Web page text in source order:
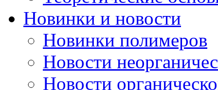
Новинки и новости
Новинки полимеров
Новости
Новости